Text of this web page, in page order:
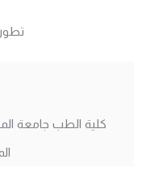
تطور
كلية الطب جامعة